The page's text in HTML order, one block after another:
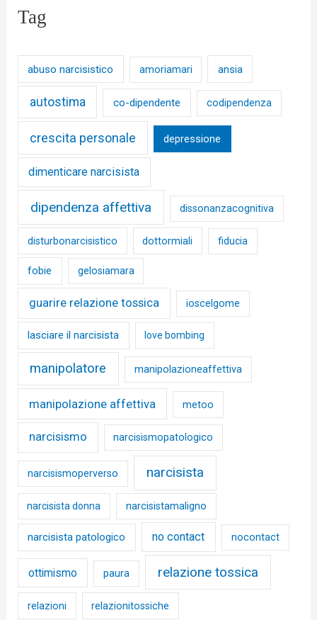
Tag
abuso narcisistico amoriamari ansia
autostima co-dipendente codipendenza
crescita personale depressione
dimenticare narcisista
dipendenza affettiva dissonanzacognitiva
disturbonarcisistico dottormiali fiducia
fobie gelosiamara
guarire relazione tossica ioscelgome
lasciare il narcisista love bombing
manipolatore manipolazioneaffettiva
manipolazione affettiva metoo
narcisismo narcisismopatologico
narcisismoperverso narcisista
narcisista donna narcisistamaligno
narcisista patologico no contact nocontact
ottimismo paura relazione tossica
relazioni relazionitossiche